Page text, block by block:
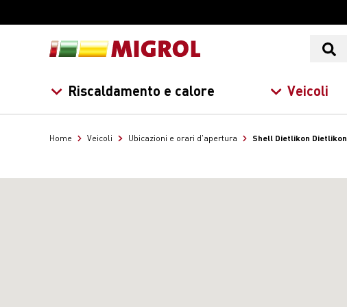
Riscaldamento e calore Veicoli
Home Veicoli Ubicazioni e orari d'apertura Shell Dietlikon Dietlikon